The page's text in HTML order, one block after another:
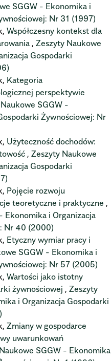
SGGW - Ekonomika i
Nr 31 (1997)
Współczesny kontekst dla
,Zeszyty Naukowe
Gospodarki
Kategoria
perspektywie
SGGW -
Żywnościowej: Nr
Użyteczność dochodów:
,Zeszyty Naukowe
Gospodarki
Pojęcie rozwoju
teoretyczne i praktyczne ,
Ekonomika i Organizacja
Nr 40 (2000)
Etyczny wymiar pracy i
SGGW - Ekonomika i
Nr 57 (2005)
Wartości jako istotny
żywnościowej ,Zeszyty
i Organizacja Gospodarki
Zmiany w gospodarce
uwarunkowań
SGGW - Ekonomika